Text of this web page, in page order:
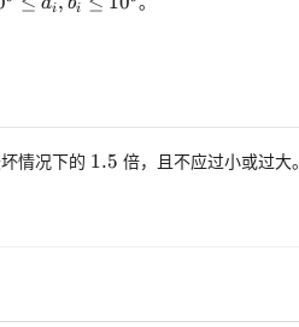
i i
情况下的 1.5 1.5
1.5 倍，且不应过小或过大。